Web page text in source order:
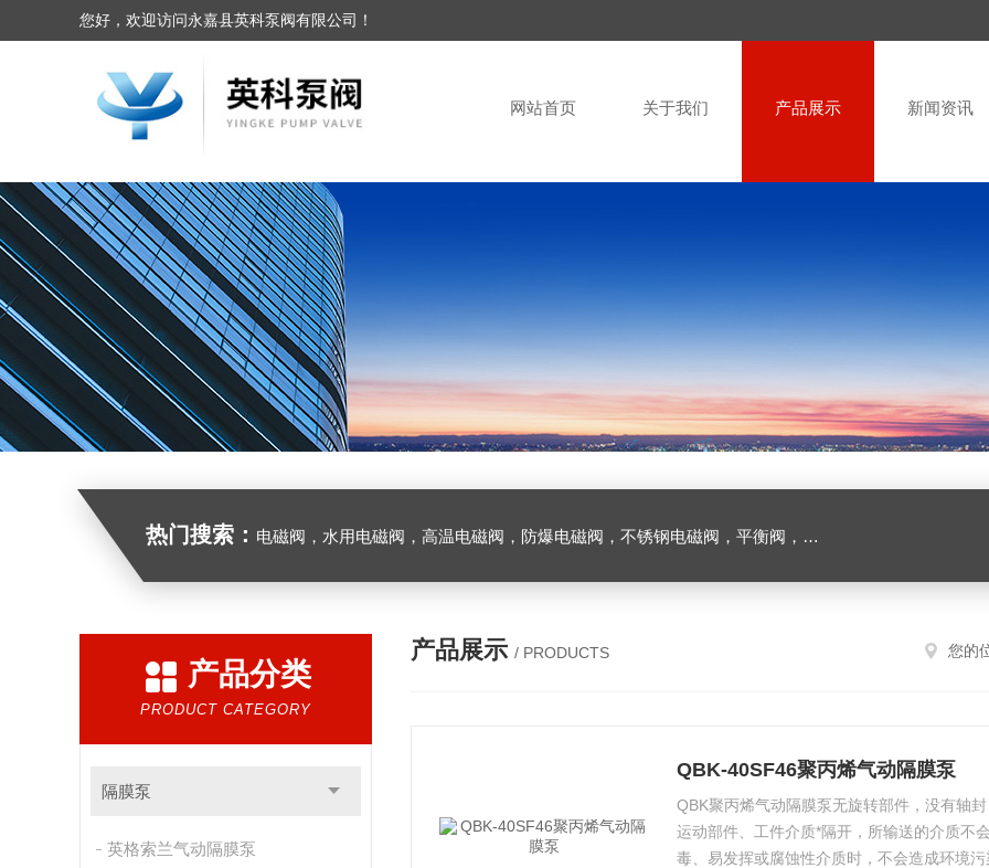
您好，欢迎访问永嘉县英科泵阀有限公司！
网站首页 关于我们 产品展示 新闻资讯
热门搜索： 电磁阀，水用电磁阀，高温电磁阀，防爆电磁阀，不锈钢电磁阀，平衡阀，排气阀，减压阀，柱塞阀，过滤器
产品分类
PRODUCT CATEGORY
隔膜泵
英格索兰气动隔膜泵
产品展示 / PRODUCTS 您的
QBK-40SF46聚丙烯气动隔膜泵
QBK聚丙烯气动隔膜泵无旋转部件，没有轴
运动部件、工件介质*隔开，所输送的介质不
毒、易发挥或腐蚀性介质时，不会造成环境污